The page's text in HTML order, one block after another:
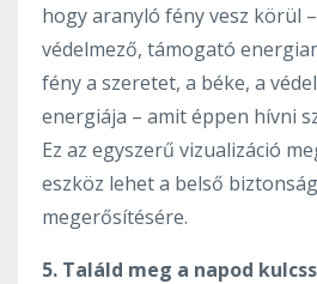
hogy aranyló fény vesz körül
védelmező, támogató
fény a szeretet, a béke, a
energiája – amit éppen hívni
Ez az egyszerű vizualizáció
eszköz lehet a belső
megerősítésére.
5. Találd meg a napod